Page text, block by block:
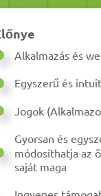
Alkalmazás és
Egyszerű és
Jogok
Gyorsan és
módosíthatja az
saját maga